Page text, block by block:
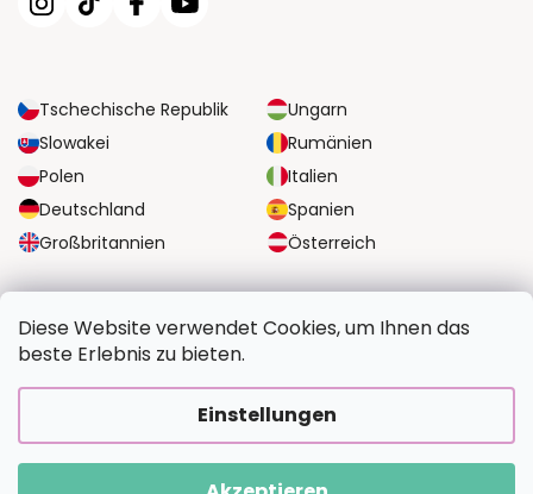
Diese Website verwendet Cookies, um Ihnen das
beste Erlebnis zu bieten.
Einstellungen
Tschechische Republik
Ungarn
Slowakei
Rumänien
Polen
Italien
Deutschland
Spanien
Großbritannien
Österreich
SICHERE ZAHLUNGSOPTIONEN
BildvomFoto.at. Alle Rechte vorbehalten.